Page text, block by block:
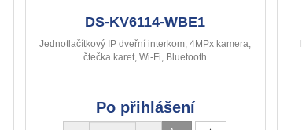
DS-KV6114-WBE1
Jednotlačítkový IP dveřní interkom, 4MPx kamera,
čtečka karet, Wi-Fi, Bluetooth
Po přihlášení